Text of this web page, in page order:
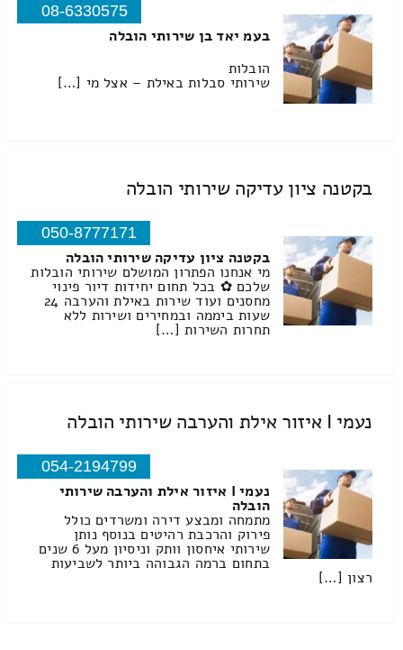
08-6330575
בעמ יאד בן שירותי הובלה
הובלות
שירותי סבלות באילת – אצל מי […]
בקטנה ציון עדיקה שירותי הובלה
050-8777171
בקטנה ציון עדיקה שירותי הובלה
מי אנחנו הפתרון המושלם שירותי הובלות
שלכם ✿ בכל תחום יחידות דיור פינוי
מחסנים ועוד שירות באילת והערבה 24
שעות ביממה ובמחירים ושירות ללא
תחרות השירות […]
נעמי I איזור אילת והערבה שירותי הובלה
054-2194799
נעמי I איזור אילת והערבה שירותי
הובלה
מתמחה ומבצע דירה ומשרדים כולל
פירוק והרכבת רהיטים בנוסף נותן
שירותי איחסון וותק וניסיון מעל 6 שנים
בתחום ברמה הגבוהה ביותר לשביעות
רצון […]